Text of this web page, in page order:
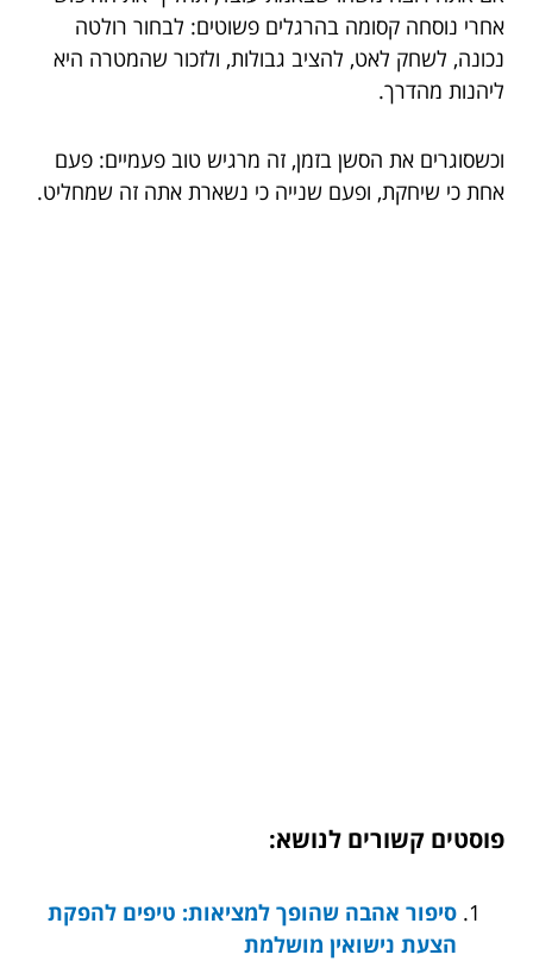
אחרי נוסחה קסומה בהרגלים פשוטים: לבחור רולטה
נכונה, לשחק לאט, להציב גבולות, ולזכור שהמטרה היא
ליהנות מהדרך.
וכשסוגרים את הסשן בזמן, זה מרגיש טוב פעמיים: פעם
אחת כי שיחקת, ופעם שנייה כי נשארת אתה זה שמחליט.
פוסטים קשורים לנושא:
סיפור אהבה שהופך למציאות: טיפים להפקת
הצעת נישואין מושלמת